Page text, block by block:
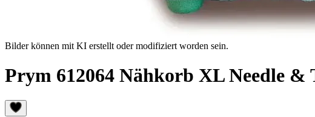
Bilder können mit KI erstellt oder modifiziert worden sein.
Prym 612064 Nähkorb XL Needle &